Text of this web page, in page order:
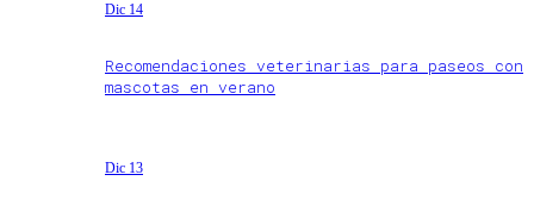
Dic 14
Recomendaciones veterinarias para paseos con
mascotas en verano
Dic 13